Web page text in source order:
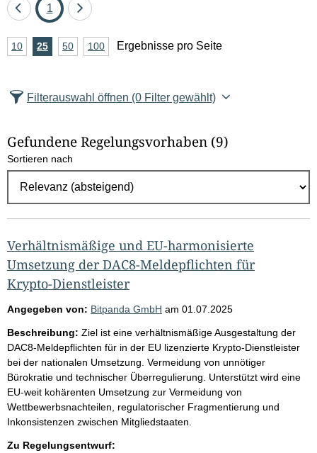
Eine
zurück
Seite
1
Eine
vor
A
z
l
E
g
e
b
n
i
s
e
p
r
o
S
e
10Ergebnisse
25Ergebnisse
50Ergebnisse
100Ergebnisse
Ergebnisse pro Seite
Filterauswahl öffnen (0 Filter gewählt)
Gefundene Regelungsvorhaben (9)
Sortieren nach
Verhältnismäßige und EU-harmonisierte
Umsetzung der DAC8-Meldepflichten für
Krypto-Dienstleister
Angegeben von: Bitpanda GmbH am 01.07.2025
Beschreibung: Ziel ist eine verhältnismäßige Ausgestaltung der
DAC8-Meldepflichten für in der EU lizenzierte Krypto-Dienstleister
bei der nationalen Umsetzung. Vermeidung von unnötiger
Bürokratie und technischer Überregulierung. Unterstützt wird eine
EU-weit kohärenten Umsetzung zur Vermeidung von
Wettbewerbsnachteilen, regulatorischer Fragmentierung und
Inkonsistenzen zwischen Mitgliedstaaten.
Zu Regelungsentwurf: